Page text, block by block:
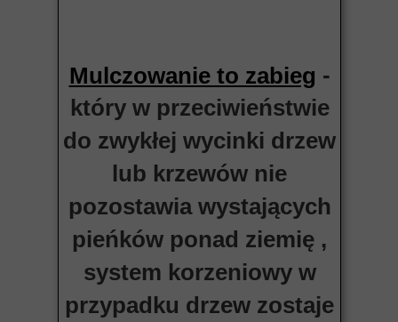
Mulczowanie to zabieg -
który w przeciwieństwie
do zwykłej wycinki drzew
lub krzewów nie
pozostawia wystających
pieńków ponad ziemię ,
system korzeniowy w
przypadku drzew zostaje